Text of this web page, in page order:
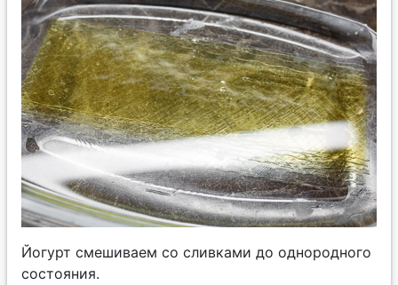
Йогурт смешиваем со сливками до однородного
состояния.